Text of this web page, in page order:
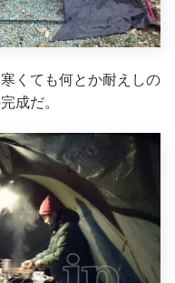
くても何とか耐えしの
成だ。